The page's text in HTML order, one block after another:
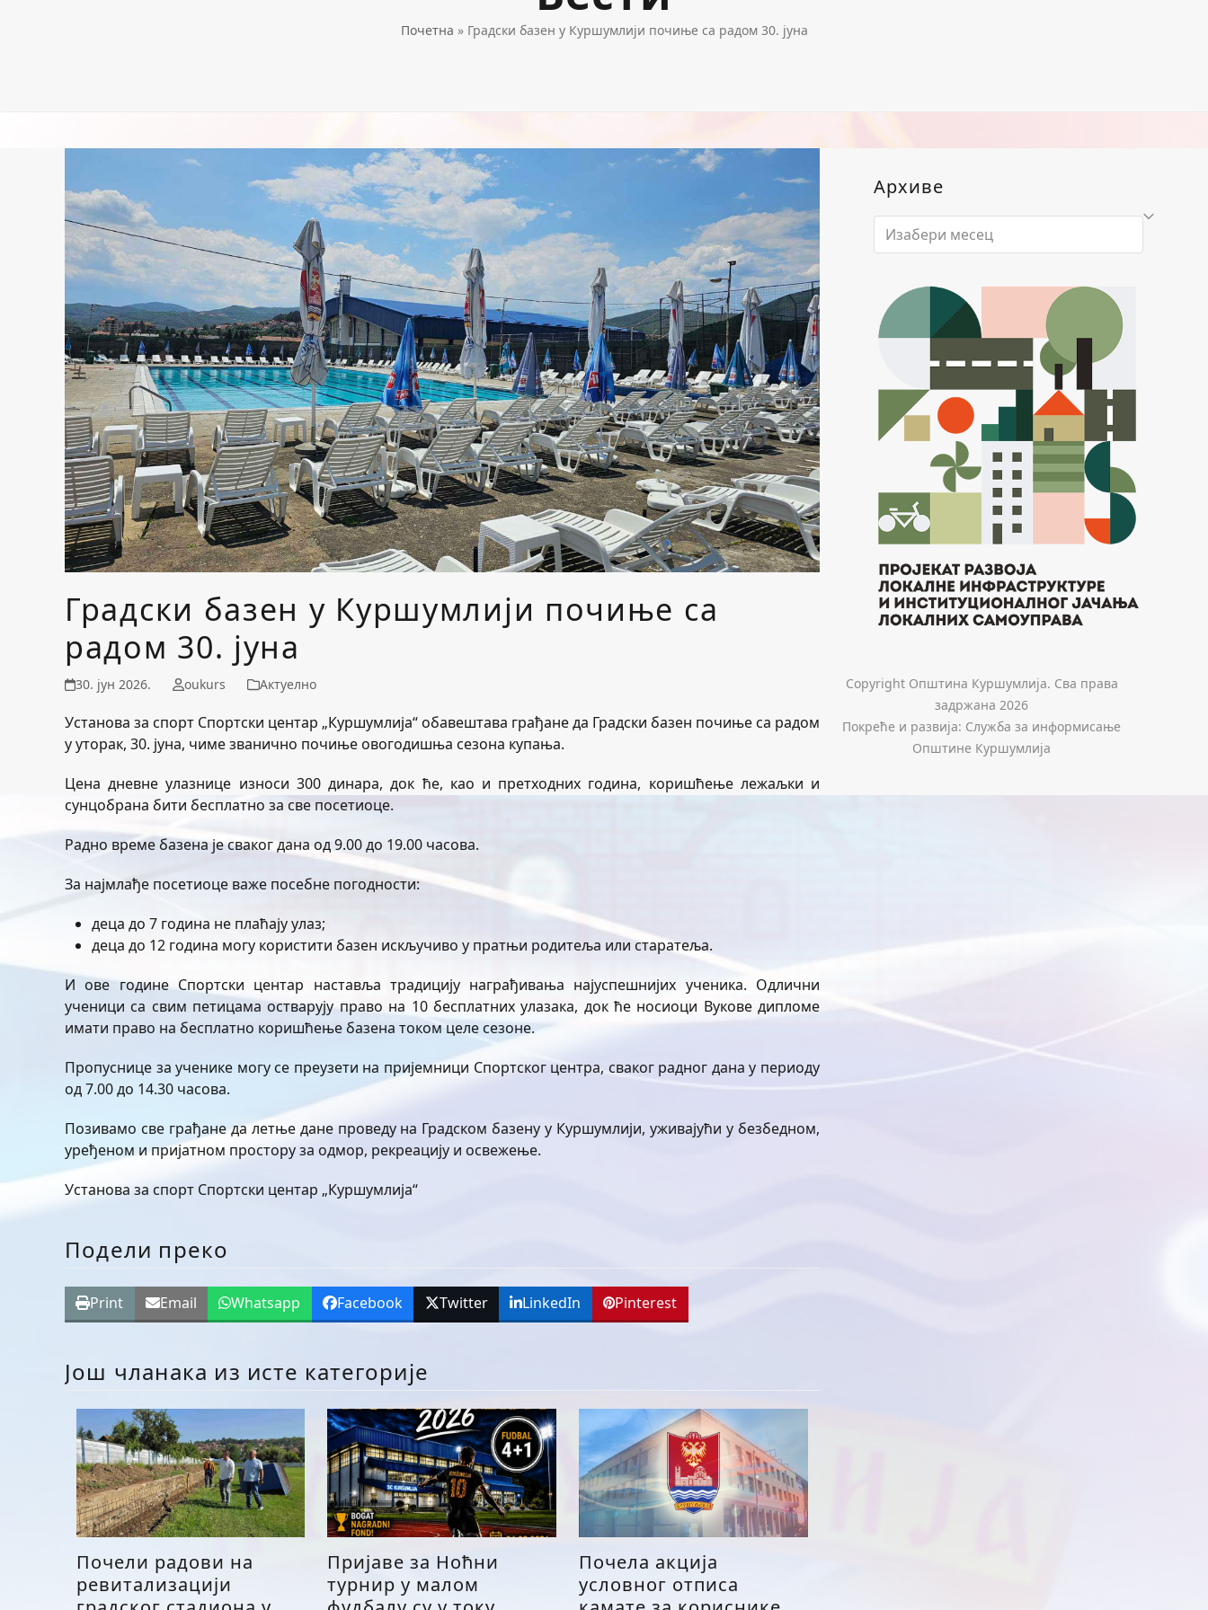
Почетна » Градски базен у Куршумлији почиње са радом 30. јуна
Градски базен у Куршумлији почиње са
радом 30. јуна
30. јун 2026. oukurs Актуелно
Установа за спорт Спортски центар „Куршумлија“ обавештава грађане да Градски базен почиње са радом
у уторак, 30. јуна, чиме званично почиње овогодишња сезона купања.
Цена дневне улазнице износи 300 динара, док ће, као и претходних година, коришћење лежаљки и
сунцобрана бити бесплатно за све посетиоце.
Радно време базена је сваког дана од 9.00 до 19.00 часова.
За најмлађе посетиоце важе посебне погодности:
деца до 7 година не плаћају улаз;
деца до 12 година могу користити базен искључиво у пратњи родитеља или старатеља.
И ове године Спортски центар наставља традицију награђивања најуспешнијих ученика. Одлични
ученици са свим петицама остварују право на 10 бесплатних улазака, док ће носиоци Вукове дипломе
имати право на бесплатно коришћење базена током целе сезоне.
Пропуснице за ученике могу се преузети на пријемници Спортског центра, сваког радног дана у периоду
од 7.00 до 14.30 часова.
Позивамо све грађане да летње дане проведу на Градском базену у Куршумлији, уживајући у безбедном,
уређеном и пријатном простору за одмор, рекреацију и освежење.
Установа за спорт Спортски центар „Куршумлија“
Подели преко
Print Email Whatsapp Facebook Twitter LinkedIn Pinterest
Још чланака из исте категорије
Почели радови на
ревитализацији
Пријаве за Ноћни
турнир у малом
Почела акција
условног отписа
Архиве
Архиве
Copyright Општина Куршумлија. Сва права
задржана 2026
Покреће и развија: Служба за информисање
Општине Куршумлија